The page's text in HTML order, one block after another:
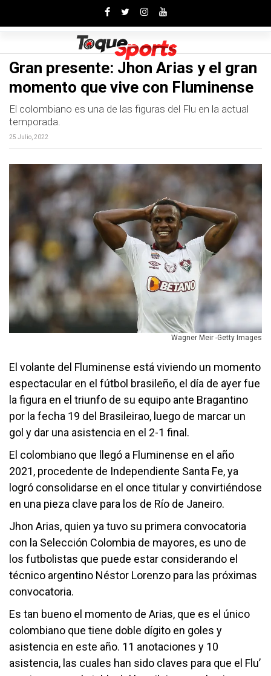
Gran presente: Jhon Arias y el gran
momento que vive con Fluminense
El colombiano es una de las figuras del Flu en la actual
temporada.
25 Julio, 2022
Wagner Meir -Getty Images
El volante del Fluminense está viviendo un momento
espectacular en el fútbol brasileño, el día de ayer fue
la figura en el triunfo de su equipo ante Bragantino
por la fecha 19 del Brasileirao, luego de marcar un
gol y dar una asistencia en el 2-1 final.
El colombiano que llegó a Fluminense en el año
2021, procedente de Independiente Santa Fe, ya
logró consolidarse en el once titular y convirtiéndose
en una pieza clave para los de Río de Janeiro.
Jhon Arias, quien ya tuvo su primera convocatoria
con la Selección Colombia de mayores, es uno de
los futbolistas que puede estar considerando el
técnico argentino Néstor Lorenzo para las próximas
convocatoria.
Es tan bueno el momento de Arias, que es el único
colombiano que tiene doble dígito en goles y
asistencia en este año. 11 anotaciones y 10
asistencia, las cuales han sido claves para que el Flu’